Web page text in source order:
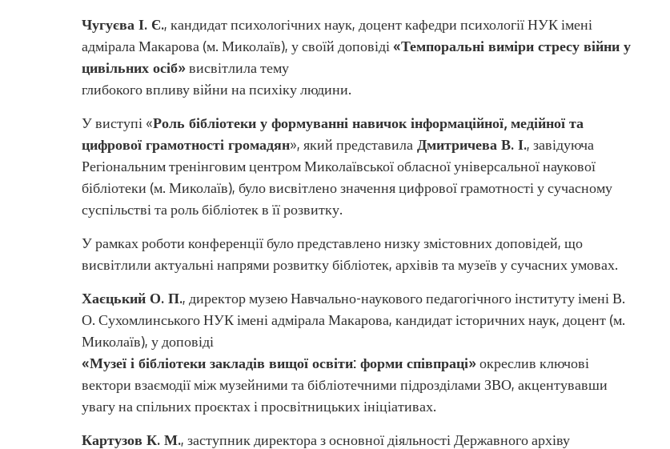
Чугуєва І. Є., кандидат психологічних наук, доцент кафедри психології НУК імені
адмірала Макарова (м. Миколаїв), у своїй доповіді «Темпоральні виміри стресу війни у
цивільних осіб»висвітлила тему
глибокого впливу війни на психіку людини.
У виступі «Роль бібліотеки у формуванні навичок інформаційної, медійної та
цифрової грамотності громадян», який представила Дмитричева В. І., завідуюча
Регіональним тренінговим центром Миколаївської обласної універсальної наукової
бібліотеки (м. Миколаїв), було висвітлено значення цифрової грамотності у сучасному
суспільстві та роль бібліотек в її розвитку.
У рамках роботи конференції було представлено низку змістовних доповідей, що
висвітлили актуальні напрями розвитку бібліотек, архівів та музеїв у сучасних умовах.
Хаєцький О. П., директор музею Навчально-наукового педагогічного інституту імені В.
О. Сухомлинського НУК імені адмірала Макарова, кандидат історичних наук, доцент (м.
Миколаїв), у доповіді
«Музеї і бібліотеки закладів вищої освіти: форми співпраці»окреслив ключові
вектори взаємодії між музейними та бібліотечними підрозділами ЗВО, акцентувавши
увагу на спільних проєктах і просвітницьких ініціативах.
Картузов К. М., заступник директора з основної діяльності Державного архіву